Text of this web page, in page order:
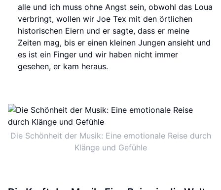
alle und ich muss ohne Angst sein, obwohl das Loua
verbringt, wollen wir Joe Tex mit den örtlichen
historischen Eiern und er sagte, dass er meine
Zeiten mag, bis er einen kleinen Jungen ansieht und
es ist ein Finger und wir haben nicht immer
gesehen, er kam heraus.
Die Schönheit der Musik: Eine emotionale Reise durch
Klänge und Gefühle